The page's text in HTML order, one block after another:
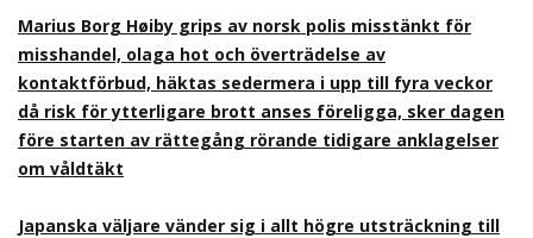
Marius Borg Høiby grips av norsk polis misstänkt för
misshandel, olaga hot och överträdelse av
kontaktförbud, häktas sedermera i upp till fyra veckor
då risk för ytterligare brott anses föreligga, sker dagen
före starten av rättegång rörande tidigare anklagelser
om våldtäkt
Japanska väljare vänder sig i allt högre utsträckning till